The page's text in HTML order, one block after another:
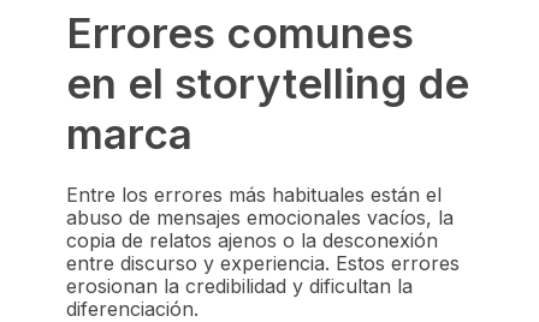
Errores comunes
en el storytelling de
marca
Entre los errores más habituales están el
abuso de mensajes emocionales vacíos, la
copia de relatos ajenos o la desconexión
entre discurso y experiencia. Estos errores
erosionan la credibilidad y dificultan la
diferenciación.